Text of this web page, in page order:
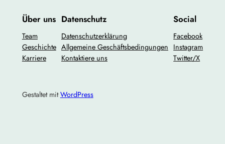
Über uns
Team
Geschichte
Karriere
Datenschutz
Datenschutzerklärung
Allgemeine Geschäftsbedingungen
Kontaktiere uns
Social
Facebook
Instagram
Twitter/X
Gestaltet mitWordPress